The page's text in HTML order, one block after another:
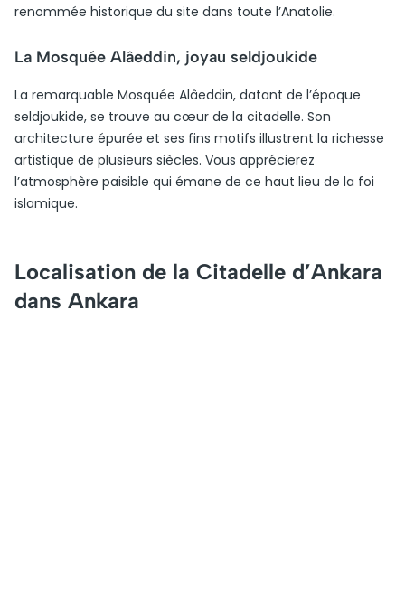
renommée historique du site dans toute l’Anatolie.
La Mosquée Alâeddin, joyau seldjoukide
La remarquable Mosquée Alâeddin, datant de l’époque
seldjoukide, se trouve au cœur de la citadelle. Son
architecture épurée et ses fins motifs illustrent la richesse
artistique de plusieurs siècles. Vous apprécierez
l’atmosphère paisible qui émane de ce haut lieu de la foi
islamique.
Localisation de la Citadelle d’Ankara
dans Ankara